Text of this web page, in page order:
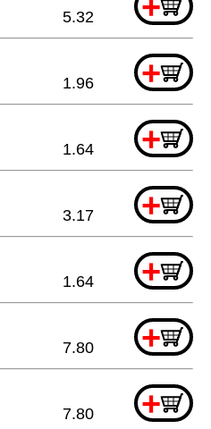
5.32
+
1.96
+
1.64
+
3.17
+
1.64
+
7.80
+
7.80